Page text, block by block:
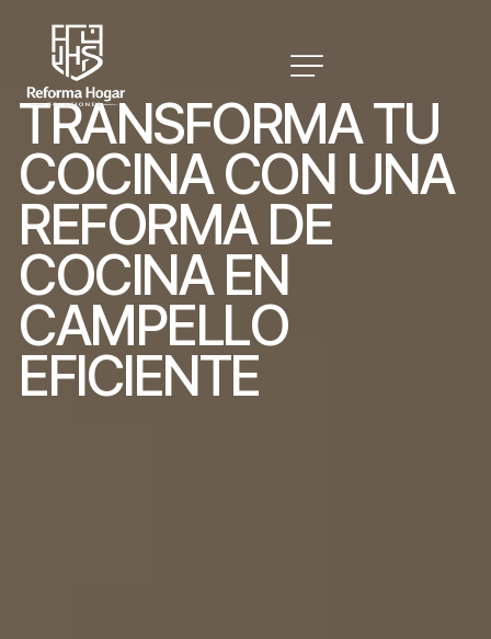
TRANSFORMATU
COCINA CON UNA
REFORMA DE
COCINA EN
CAMPELLO
EFICIENTE